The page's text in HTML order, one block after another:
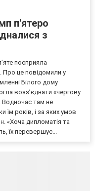
п'ятеро
з
посприяла
Про це повідомили у
Білого дому
возз’єднати «чергову
Водночас там не
їм років, і за яких умов
«Хоча дипломатія та
їх перевершує...